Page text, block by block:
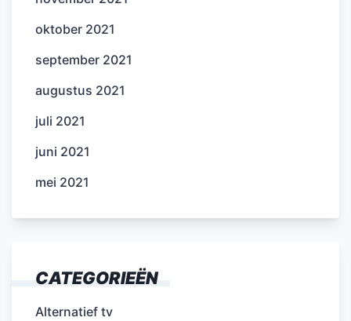
oktober 2021
september 2021
augustus 2021
juli 2021
juni 2021
mei 2021
CATEGORIEËN
Alternatief tv